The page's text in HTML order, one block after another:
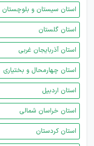
استان سیستان و بلوچستان
استان گلستان
استان آذربایجان غربی
استان چهارمحال و بختیاری
استان اردبیل
استان خراسان شمالی
استان کردستان